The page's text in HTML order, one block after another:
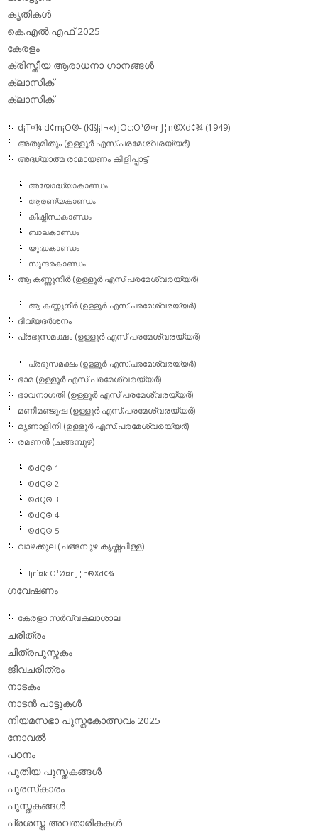
കൃതികള്‍
കെ.എല്‍.എഫ് 2025
കേരളം
ക്രിസ്തീയ ആരാധനാ ഗാനങ്ങള്‍
ക്ലാസിക്‌
ക്ലാസിക്
d¡T¤¼ d¢m¡O®- (KßJ¡l¬«) jOc:O¹Ø¤r J¦n®Xd¢¾ (1949)
അതുമിതും (ഉള്ളൂര്‍ എസ്.പരമേശ്വരയ്യര്‍)
അദ്ധ്യാത്മ രാമായണം കിളിപ്പാട്ട്‌
അയോദ്ധ്യാകാണ്ഡം
ആരണ്യകാണ്ഡം
കിഷ്കിന്ധകാണ്ഡം
ബാലകാണ്ഡം
യൂദ്ധകാണ്ഡം
സുന്ദരകാണ്ഡം
ആ കണ്ണുനീര്‍ (ഉള്ളൂര്‍ എസ്.പരമേശ്വരയ്യര്‍)
ആ കണ്ണുനീര്‍ (ഉള്ളൂര്‍ എസ്.പരമേശ്വരയ്യര്‍)
ദിവ്യദര്‍ശനം
പ്രഭുസമക്ഷം (ഉള്ളൂര്‍ എസ്.പരമേശ്വരയ്യര്‍)
പ്രഭുസമക്ഷം (ഉള്ളൂര്‍ എസ്.പരമേശ്വരയ്യര്‍)
ഭാമ (ഉള്ളൂര്‍ എസ്.പരമേശ്വരയ്യര്‍)
ഭാവനാഗതി (ഉള്ളൂര്‍ എസ്.പരമേശ്വരയ്യര്‍)
മണിമഞ്ജുഷ (ഉള്ളൂര്‍ എസ്.പരമേശ്വരയ്യര്‍)
മൃണാളിനി (ഉള്ളൂര്‍ എസ്.പരമേശ്വരയ്യര്‍)
രമണന്‍ (ചങ്ങമ്പുഴ)
©dQ® 1
©dQ® 2
©dQ® 3
©dQ® 4
©dQ® 5
വാഴക്കുല (ചങ്ങമ്പുഴ കൃഷ്ണപിള്ള)
l¡r´¤k O¹Ø¤r J¦n®Xd¢¾
ഗവേഷണം
കേരളാ സര്‍വ്വകലാശാല
ചരിത്രം
ചിത്രപുസ്തകം
ജീവചരിത്രം
നാടകം
നാടന്‍ പാട്ടുകള്‍
നിയമസഭാ പുസ്തകോത്സവം 2025
നോവല്‍
പഠനം
പുതിയ പുസ്തകങ്ങള്‍
പുരസ്‌കാരം
പുസ്തകങ്ങള്‍
പ്രശസ്ത അവതാരികകള്‍